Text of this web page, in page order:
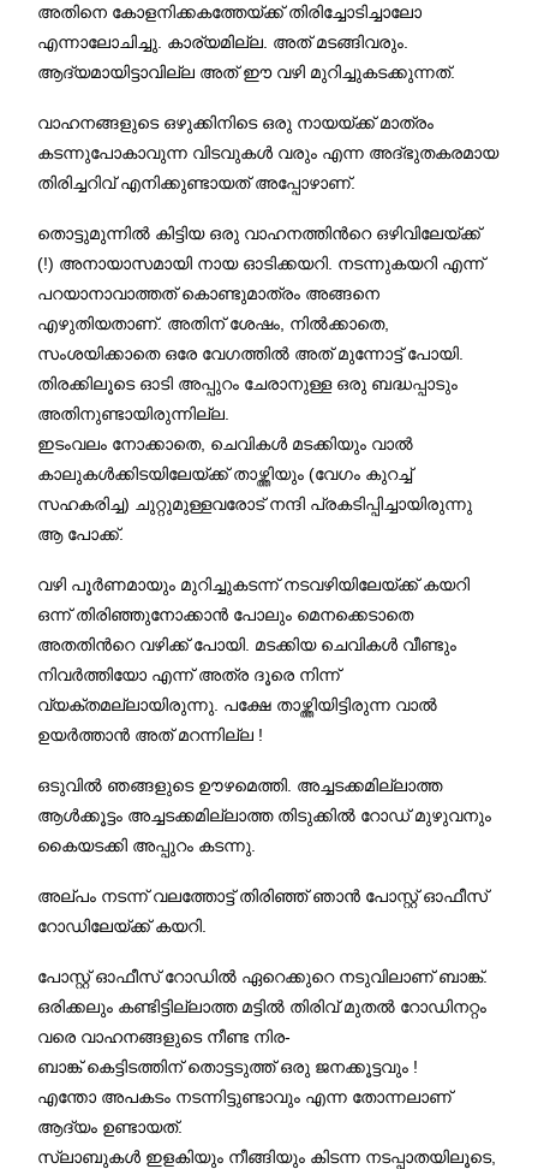
അതിനെ കോളനിക്കകത്തേയ്ക്ക് തിരിച്ചോടിച്ചാലോ
എന്നാലോചിച്ചു. കാര്യമില്ല. അത് മടങ്ങിവരും.
ആദ്യമായിട്ടാവില്ല അത് ഈ വഴി മുറിച്ചുകടക്കുന്നത്.
വാഹനങ്ങളുടെ ഒഴുക്കിനിടെ ഒരു നായയ്ക്ക് മാത്രം
കടന്നുപോകാവുന്ന വിടവുകൾ വരും എന്ന അദ്‌ഭുതകരമായ
തിരിച്ചറിവ് എനിക്കുണ്ടായത് അപ്പോഴാണ്.
തൊട്ടുമുന്നിൽ കിട്ടിയ ഒരു വാഹനത്തിന്‍റെ ഒഴിവിലേയ്ക്ക്
(!) അനായാസമായി നായ ഓടിക്കയറി. നടന്നുകയറി എന്ന്
പറയാനാവാത്തത് കൊണ്ടുമാത്രം അങ്ങനെ
എഴുതിയതാണ്. അതിന് ശേഷം, നില്‍ക്കാതെ,
സംശയിക്കാതെ ഒരേ വേഗത്തില്‍ അത് മുന്നോട്ട് പോയി.
തിരക്കിലൂടെ ഓടി അപ്പുറം ചേരാനുള്ള ഒരു ബദ്ധപ്പാടും
അതിനുണ്ടായിരുന്നില്ല.
ഇടംവലം നോക്കാതെ, ചെവികള്‍ മടക്കിയും വാല്‍
കാലുകള്‍ക്കിടയിലേയ്ക്ക് താഴ്ത്തിയും (വേഗം കുറച്ച്
സഹകരിച്ച) ചുറ്റുമുള്ളവരോട് നന്ദി പ്രകടിപ്പിച്ചായിരുന്നു
ആ പോക്ക്.
വഴി പൂര്‍ണമായും മുറിച്ചുകടന്ന് നടവഴിയിലേയ്ക്ക് കയറി
ഒന്ന് തിരിഞ്ഞുനോക്കാന്‍ പോലും മെനക്കെടാതെ
അതതിന്‍റെ വഴിക്ക് പോയി. മടക്കിയ ചെവികള്‍ വീണ്ടും
നിവര്‍ത്തിയോ എന്ന് അത്ര ദൂരെ നിന്ന്
വ്യക്തമല്ലായിരുന്നു. പക്ഷേ താഴ്ത്തിയിട്ടിരുന്ന വാല്‍
ഉയര്‍ത്താന്‍ അത് മറന്നില്ല !
ഒടുവില്‍ ഞങ്ങളുടെ ഊഴമെത്തി. അച്ചടക്കമില്ലാത്ത
ആള്‍ക്കൂട്ടം അച്ചടക്കമില്ലാത്ത തിടുക്കില്‍ റോഡ് മുഴുവനും
കൈയടക്കി അപ്പുറം കടന്നു.
അല്പം നടന്ന് വലത്തോട്ട് തിരിഞ്ഞ് ഞാന്‍ പോസ്റ്റ് ഓഫീസ്
റോഡിലേയ്ക്ക് കയറി.
പോസ്റ്റ് ഓഫീസ് റോഡില്‍ ഏറെക്കുറെ നടുവിലാണ് ബാങ്ക്.
ഒരിക്കലും കണ്ടിട്ടില്ലാത്ത മട്ടില്‍ തിരിവ് മുതല്‍ റോഡിനറ്റം
വരെ വാഹനങ്ങളുടെ നീണ്ട നിര-
ബാങ്ക് കെട്ടിടത്തിന് തൊട്ടടുത്ത് ഒരു ജനക്കൂട്ടവും !
എന്തോ അപകടം നടന്നിട്ടുണ്ടാവും എന്ന തോന്നലാണ്
ആദ്യം ഉണ്ടായത്.
സ്ലാബുകള്‍ ഇളകിയും നീങ്ങിയും കിടന്ന നടപ്പാതയിലൂടെ,